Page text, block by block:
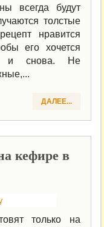
всегда будут
толстые
нравится
его хочется
и снова. Не
ДАЛЕЕ...
кефире в
только на